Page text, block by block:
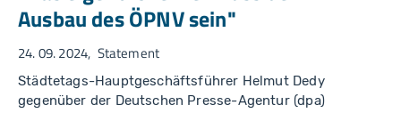
Ausbau des ÖPNV sein"
24. 09. 2024 Statement
Städtetags-Hauptgeschäftsführer Helmut Dedy
gegenüber der Deutschen Presse-Agentur (dpa)